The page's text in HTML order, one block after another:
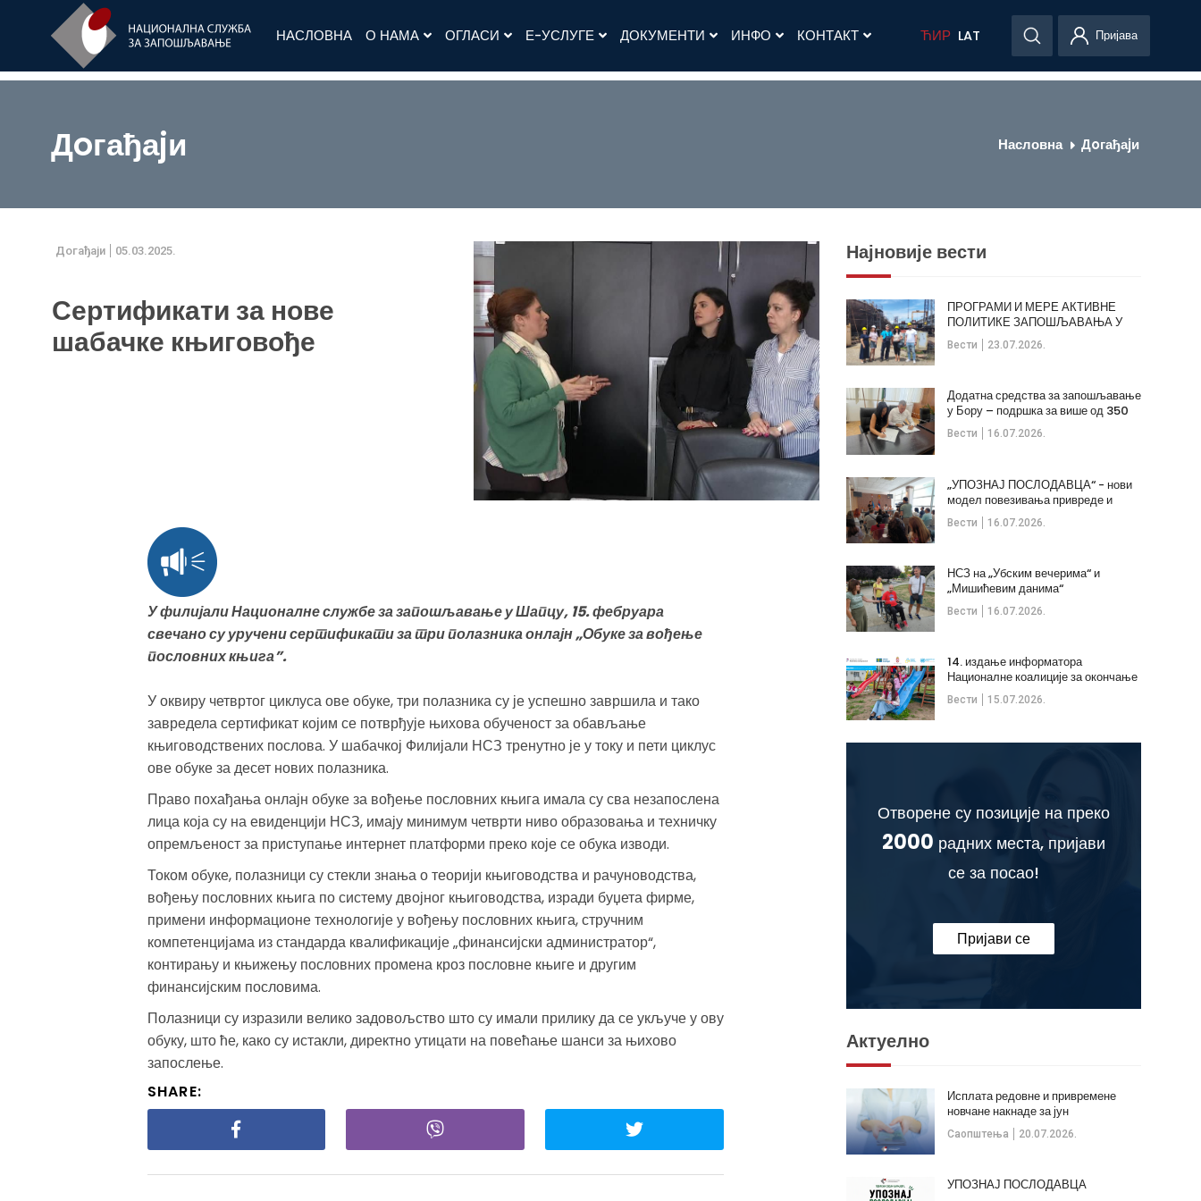
НАСЛОВНА О НАМА ОГЛАСИ Е-УСЛУГЕ ДОКУМЕНТИ ИНФО КОНТАКТ ЋИР LAT Пријава
Дoгађаjи Насловна Дoгађаjи
Дoгађаjи 05.03.2025.
Сертификати за нове
шабачке књиговође
У филијали Националне службе за запошљавање у Шапцу, 15. фебруара
свечано су уручени сертификати за три полазника онлајн „Обуке за вођење
пословних књига”.
У оквиру четвртог циклуса ове обуке, три полазника су је успешно завршила и тако
завредела сертификат којим се потврђује њихова обученост за обављање
књиговодствених послова. У шабачкој Филијали НСЗ тренутно је у току и пети циклус
ове обуке за десет нових полазника.
Право похађања онлајн обуке за вођење пословних књига имала су сва незапослена
лица која су на евиденцији НСЗ, имају минимум четврти ниво образовања и техничку
опремљеност за приступање интернет платформи преко које се обука изводи.
Током обуке, полазници су стекли знања о теорији књиговодства и рачуноводства,
вођењу пословних књига по систему двојног књиговодства, изради буџета фирме,
примени информационе технологије у вођењу пословних књига, стручним
компетенцијама из стандарда квалификације „финансијски администратор“,
контирању и књижењу пословних промена кроз пословне књиге и другим
финансијским пословима.
Полазници су изразили велико задовољство што су имали прилику да се укључе у ову
обуку, што ће, како су истакли, директно утицати на повећање шанси за њихово
запослење.
SHARE:
Најновије вести
Вести 23.07.2026.
ПРОГРАМИ И МЕРЕ АКТИВНЕ
ПОЛИТИКЕ ЗАПОШЉАВАЊА У
ОПШТИНИ КЛАДОВО
Вести 16.07.2026.
Додатна средства за запошљавање
у Бору – подршка за више од 350
незапослених
Вести 16.07.2026.
„УПОЗНАЈ ПОСЛОДАВЦА“ - нови
модел повезивања привреде и
стручних кадрова
Вести 16.07.2026.
НСЗ на „Убским вечерима“ и
„Мишићевим данима“
Вести 15.07.2026.
14. издање информатора
Националне коалиције за окончање
дечијих бракова
Отворене су позиције на преко
2000 радних места, пријави
се за посао!
Пријави се
Актуелно
Саопштења 20.07.2026.
Исплата редовне и привремене
новчане накнаде за јун
УПОЗНАЈ ПОСЛОДАВЦА